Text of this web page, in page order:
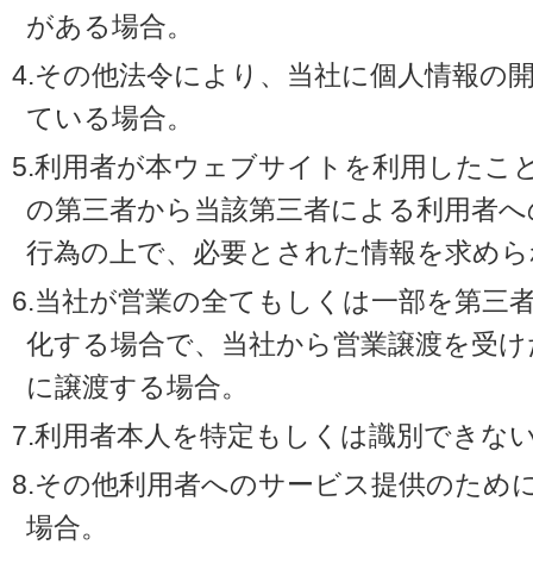
がある場合。
4.その他法令により、当社に個人情報の
ている場合。
5.利用者が本ウェブサイトを利用したこ
の第三者から当該第三者による利用者
行為の上で、必要とされた情報を求め
6.当社が営業の全てもしくは一部を第三
化する場合で、当社から営業譲渡を受
に譲渡する場合。
7.利用者本人を特定もしくは識別できな
8.その他利用者へのサービス提供のため
場合。